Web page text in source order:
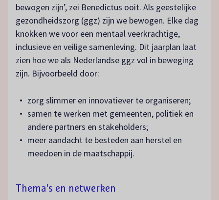
bewogen zijn’, zei Benedictus ooit. Als geestelijke
gezondheidszorg (ggz) zijn we bewogen. Elke dag
knokken we voor een mentaal veerkrachtige,
inclusieve en veilige samenleving. Dit jaarplan laat
zien hoe we als Nederlandse ggz vol in beweging
zijn. Bijvoorbeeld door:
zorg slimmer en innovatiever te organiseren;
samen te werken met gemeenten, politiek en
andere partners en stakeholders;
meer aandacht te besteden aan herstel en
meedoen in de maatschappij.
Thema's en netwerken